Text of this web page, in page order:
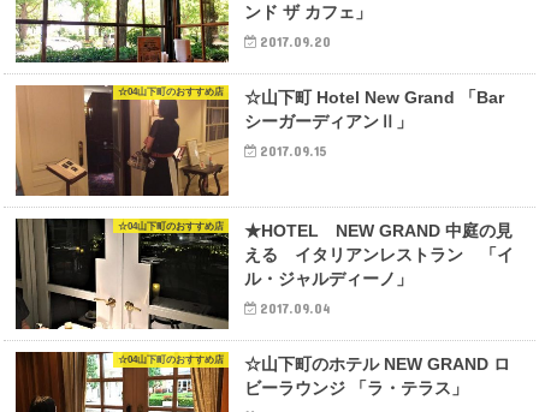
ンド ザ カフェ」
2017.09.20
☆04山下町のおすすめ店
☆山下町 Hotel New Grand 「Bar
シーガーディアンⅡ」
2017.09.15
☆04山下町のおすすめ店
★HOTEL NEW GRAND 中庭の見
える イタリアンレストラン 「イ
ル・ジャルディーノ」
2017.09.04
☆04山下町のおすすめ店
☆山下町のホテル NEW GRAND ロ
ビーラウンジ 「ラ・テラス」